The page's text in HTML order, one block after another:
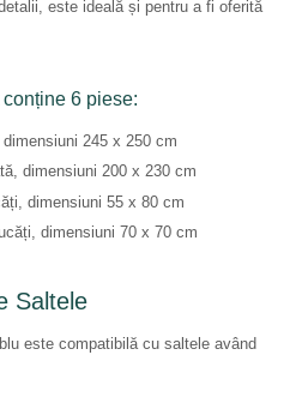
este ideală și pentru a fi oferită
6 piese:
245 x 250 cm
dimensiuni 200 x 230 cm
dimensiuni 55 x 80 cm
dimensiuni 70 x 70 cm
Saltele
este compatibilă cu saltele având